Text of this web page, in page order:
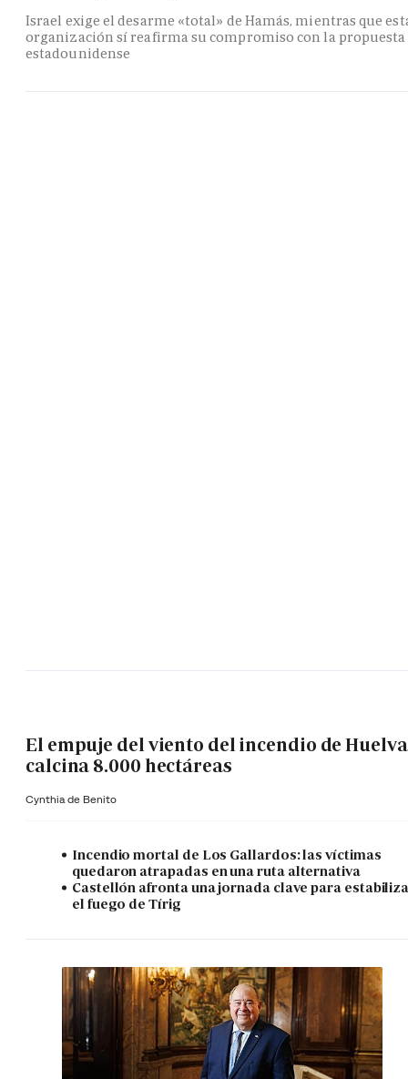
Israel exige el desarme «total» de Hamás, mientras que
organización sí reafirma su compromiso con la propuesta
estadounidense
El empuje del viento del incendio de Huelva
calcina 8.000 hectáreas
Cynthia de Benito
Incendio mortal de Los Gallardos: las víctimas
quedaron atrapadas en una ruta alternativa
Castellón afronta una jornada clave para
el fuego de Tírig